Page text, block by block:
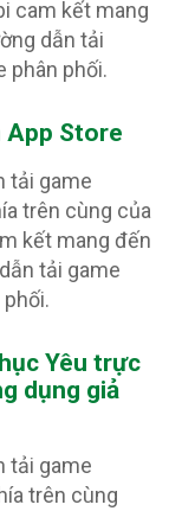
cam kết mang
dẫn tải
phân phối.
App Store
tải game
trên cùng của
kết mang đến
tải game
Yêu trực
dụng giả
tải game
trên cùng